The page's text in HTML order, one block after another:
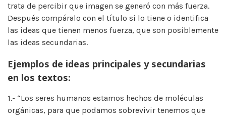
trata de percibir que imagen se generó con más fuerza.
Después compáralo con el título si lo tiene o identifica
las ideas que tienen menos fuerza, que son posiblemente
las ideas secundarias.
Ejemplos de ideas principales y secundarias
en los textos:
1.- “Los seres humanos estamos hechos de moléculas
orgánicas, para que podamos sobrevivir tenemos que